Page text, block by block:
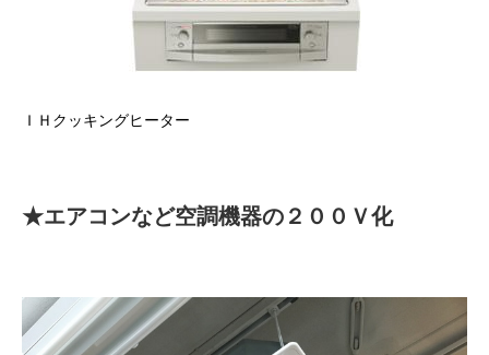
ＩＨクッキングヒーター
★エアコンなど空調機器の２００Ｖ化